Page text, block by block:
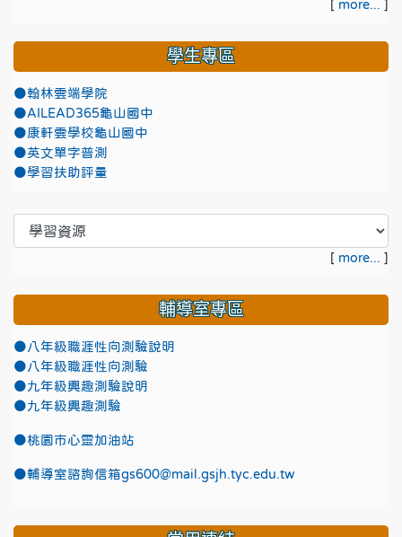
[ more... ]
學生專區
●翰林雲端學院
●AILEAD365龜山國中
●康軒雲學校龜山國中
●英文單字普測
●學習扶助評量
[ more... ]
輔導室專區
●八年級職涯性向測驗說明
●八年級職涯性向測驗
●九年級興趣測驗說明
●九年級興趣測驗
●桃園市心靈加油站
●輔導室諮詢信箱gs600@mail.gsjh.tyc.edu.tw